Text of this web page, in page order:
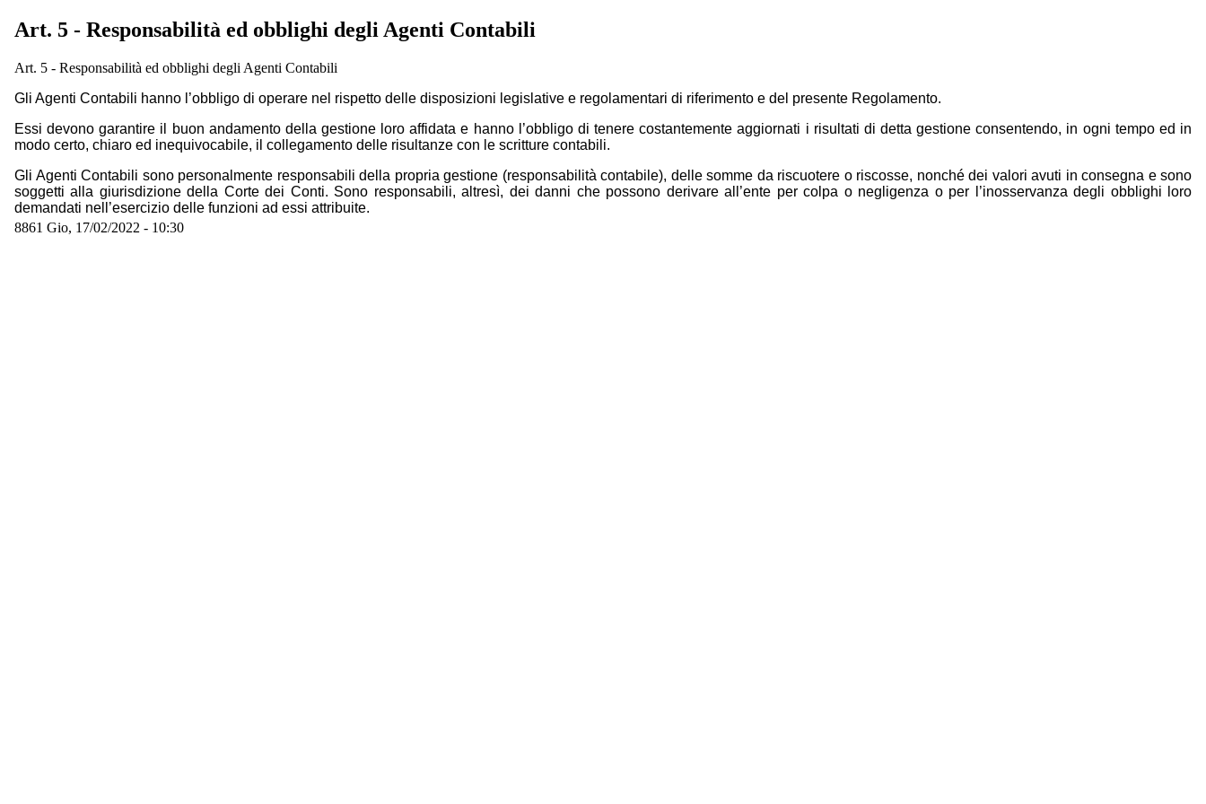
Art. 5 - Responsabilità ed obblighi degli Agenti Contabili
Art. 5 - Responsabilità ed obblighi degli Agenti Contabili
Gli Agenti Contabili hanno l’obbligo di operare nel rispetto delle disposizioni legislative e regolamentari di riferimento e del presente Regolamento.
Essi devono garantire il buon andamento della gestione loro affidata e hanno l’obbligo di tenere costantemente aggiornati i risultati di detta gestione consentendo, in ogni tempo ed in
modo certo, chiaro ed inequivocabile, il collegamento delle risultanze con le scritture contabili.
Gli Agenti Contabili sono personalmente responsabili della propria gestione (responsabilità contabile), delle somme da riscuotere o riscosse, nonché dei valori avuti in consegna e sono
soggetti alla giurisdizione della Corte dei Conti. Sono responsabili, altresì, dei danni che possono derivare all’ente per colpa o negligenza o per l’inosservanza degli obblighi loro
demandati nell’esercizio delle funzioni ad essi attribuite.
8861 Gio, 17/02/2022 - 10:30